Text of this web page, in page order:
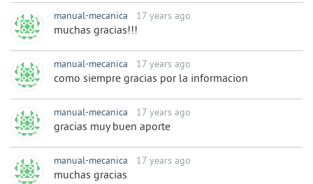
manual-mecanica 17 years ago
muchas gracias!!!
manual-mecanica 17 years ago
como siempre gracias por la informacion
manual-mecanica 17 years ago
gracias muy buen aporte
manual-mecanica 17 years ago
muchas gracias